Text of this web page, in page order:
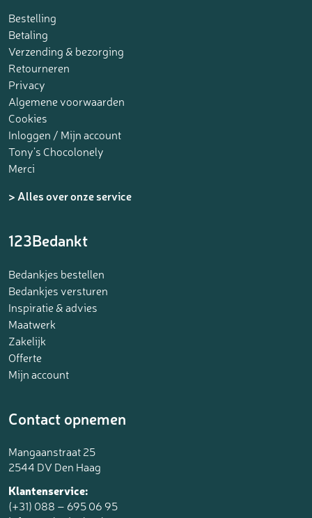
Bestelling
Betaling
Verzending & bezorging
Retourneren
Privacy
Algemene voorwaarden
Cookies
Inloggen / Mijn account
Tony’s Chocolonely
Merci
> Alles over onze service
123Bedankt
Bedankjes bestellen
Bedankjes versturen
Inspiratie & advies
Maatwerk
Zakelijk
Offerte
Mijn account
Contact opnemen
Mangaanstraat 25
2544 DV Den Haag
Klantenservice:
(+31) 088 – 695 06 95